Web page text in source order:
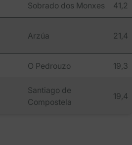
Sobrado dos Monxes 41,2
Arzúa 21,4
O Pedrouzo 19,3
Santiago de
Compostela
19,4